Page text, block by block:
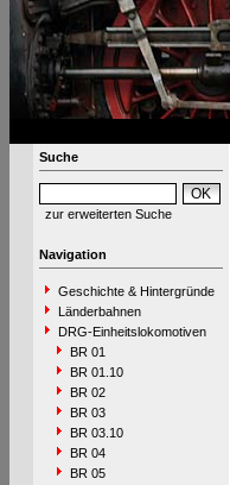
Suche
zur erweiterten Suche
Navigation
Geschichte & Hintergründe
Länderbahnen
DRG-Einheitslokomotiven
BR 01
BR 01.10
BR 02
BR 03
BR 03.10
BR 04
BR 05